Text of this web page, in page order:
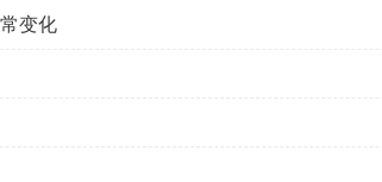
变化